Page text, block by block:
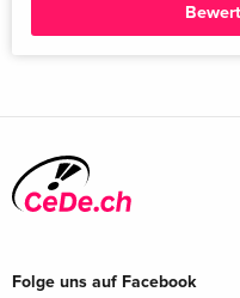
Folge uns auf Facebook